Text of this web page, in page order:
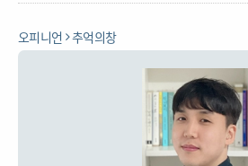
오피니언 추억의창